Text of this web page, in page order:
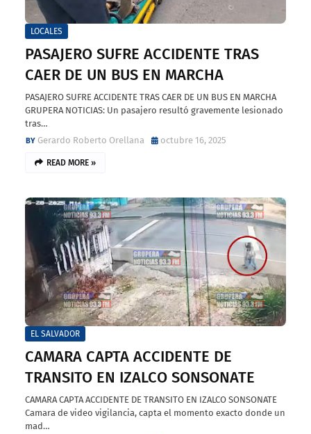
LOCALES
PASAJERO SUFRE ACCIDENTE TRAS
CAER DE UN BUS EN MARCHA
PASAJERO SUFRE ACCIDENTE TRAS CAER DE UN BUS EN MARCHA
GRUPERA NOTICIAS: Un pasajero resultó gravemente lesionado
tras…
Gerardo Roberto Orellana
octubre 16, 2025
READ MORE »
EL SALVADOR
CAMARA CAPTA ACCIDENTE DE
TRANSITO EN IZALCO SONSONATE
CAMARA CAPTA ACCIDENTE DE TRANSITO EN IZALCO SONSONATE
Camara de video vigilancia, capta el momento exacto donde un
mad…